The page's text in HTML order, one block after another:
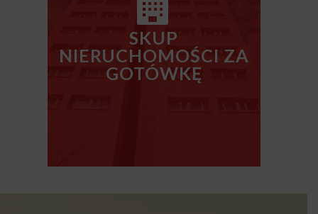
SKUP
NIERUCHOMOŚCI ZA
GOTÓWKĘ